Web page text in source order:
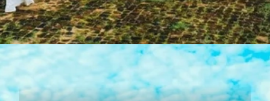
Đang mở https://susach.edu.vn/di-tich-thanh-dia-my-son